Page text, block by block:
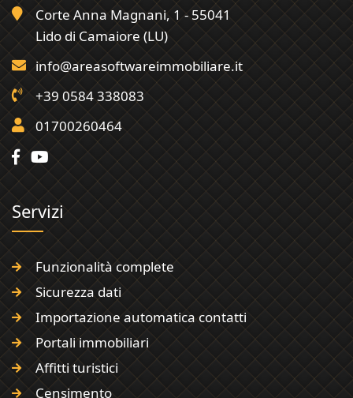
Corte Anna Magnani, 1 - 55041
Lido di Camaiore (LU)
info@areasoftwareimmobiliare.it
+39 0584 338083
01700260464
Servizi
Funzionalità complete
Sicurezza dati
Importazione automatica contatti
Portali immobiliari
Affitti turistici
Censimento